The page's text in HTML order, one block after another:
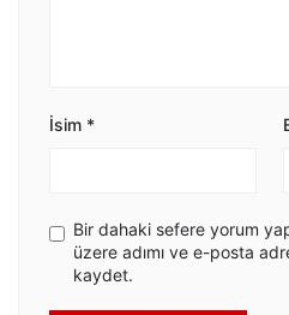
İsim *
Bir dahaki sefere yorum
üzere adımı ve e-posta
kaydet.